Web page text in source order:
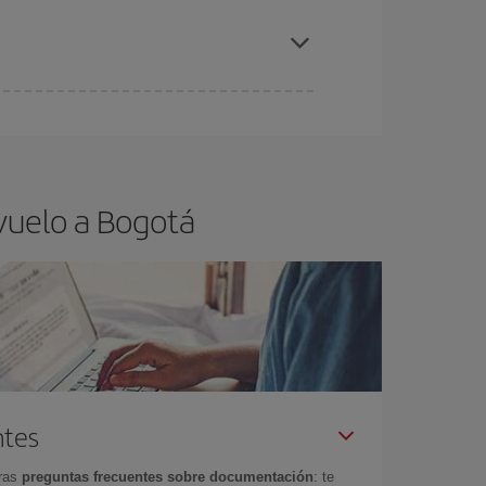
a Bogotá
preguntas frecuentes sobre documentación: te